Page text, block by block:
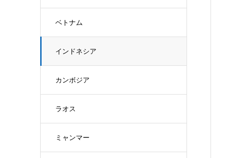
ベトナム
インドネシア
カンボジア
ラオス
ミャンマー